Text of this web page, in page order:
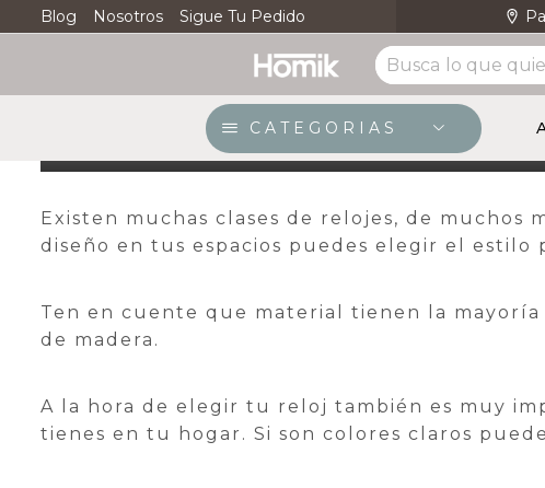
Blog Nosotros Sigue Tu Pedido
Envio Gratuito * Ciudades Principales
CATEGORIAS
¿Qué tipo de reloj es el
23 de diciembre de 2019 / Posted by Fernando
Existen muchas clases de relojes, de muchos
diseño en tus espacios puedes elegir el
Ten en cuente que material tienen la
de madera.
A la hora de elegir tu reloj también es muy
tienes en tu hogar. Si son colores claros